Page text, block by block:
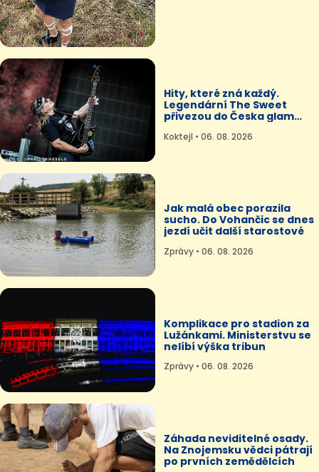
Hity, které zná každý.
Legendární The Sweet
přivezou do Česka glam
Koktejl • 06. 08. 2026
Jak malá obec porazila
sucho. Do Vohančic se dnes
jezdí učit další starostové
Zprávy • 06. 08. 2026
Komplikace pro stadion za
Lužánkami. Ministerstvu se
nelíbí výška tribun
Zprávy • 06. 08. 2026
Záhada neviditelné osady.
Na Znojemsku vědci pátrají
po prvních zemědělcích